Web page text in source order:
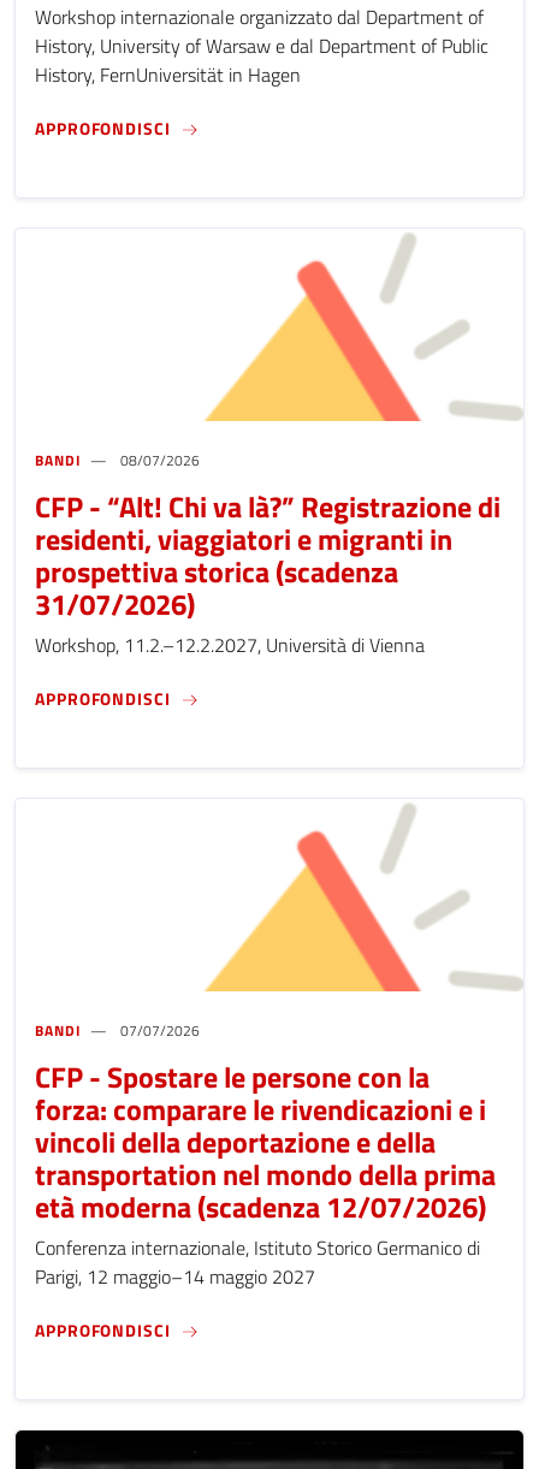
Workshop internazionale organizzato dal Department of
History, University of Warsaw e dal Department of Public
History, FernUniversität in Hagen
APPROFONDISCI CFP - TRASFORMAZIONI INTRECCIATE:
BANDI 08/07/2026
CFP - “Alt! Chi va là?” Registrazione di
residenti, viaggiatori e migranti in
prospettiva storica (scadenza
31/07/2026)
Workshop, 11.2.–12.2.2027, Università di Vienna
APPROFONDISCI CFP - “ALT! CHI VA LÀ?” REGISTRAZIONE
BANDI 07/07/2026
CFP - Spostare le persone con la
forza: comparare le rivendicazioni e i
vincoli della deportazione e della
transportation nel mondo della prima
età moderna (scadenza 12/07/2026)
Conferenza internazionale, Istituto Storico Germanico di
Parigi, 12 maggio–14 maggio 2027
APPROFONDISCI CFP - SPOSTARE LE PERSONE CON LA